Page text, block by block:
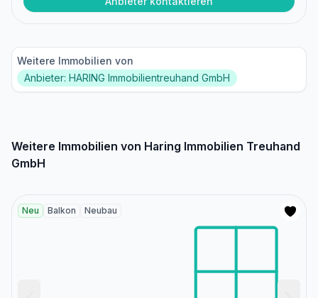
Weitere Immobilien von
Anbieter: HARING Immobilientreuhand GmbH
Weitere Immobilien von Haring Immobilien Treuhand
GmbH
Neu Balkon Neubau